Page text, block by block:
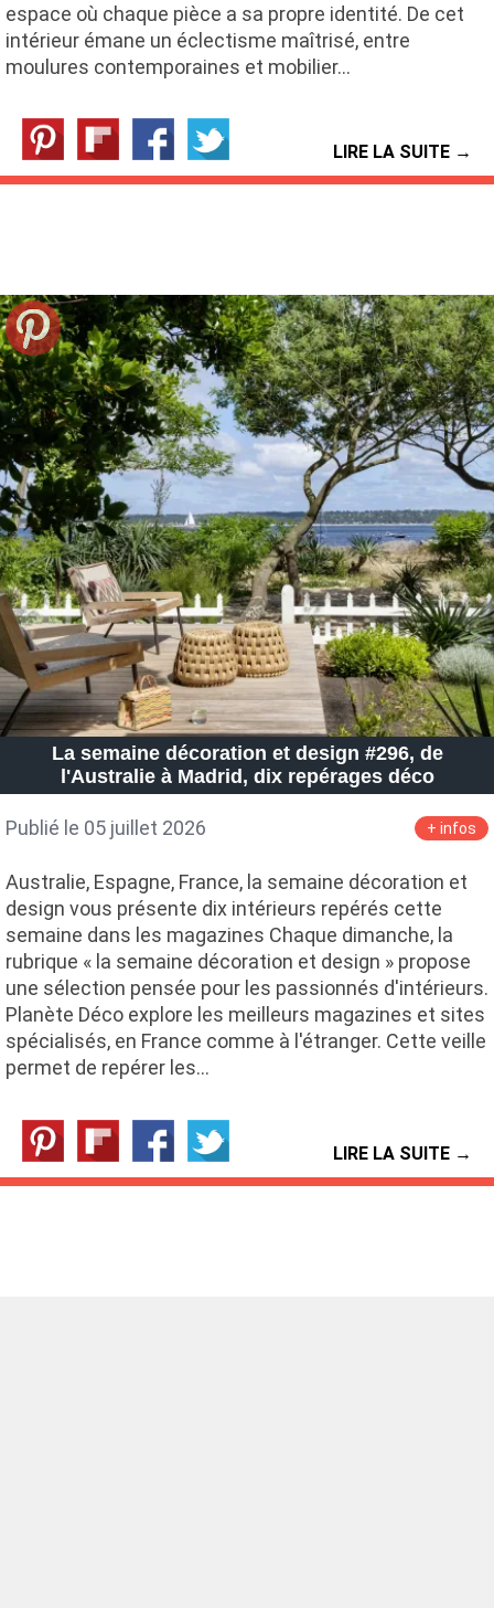
espace où chaque pièce a sa propre identité. De cet
intérieur émane un éclectisme maîtrisé, entre
moulures contemporaines et mobilier…
LIRE LA SUITE →
La semaine décoration et design #296, de
l'Australie à Madrid, dix repérages déco
Publié le 05 juillet 2026 + infos
Australie, Espagne, France, la semaine décoration et
design vous présente dix intérieurs repérés cette
semaine dans les magazines Chaque dimanche, la
rubrique « la semaine décoration et design » propose
une sélection pensée pour les passionnés d'intérieurs.
Planète Déco explore les meilleurs magazines et sites
spécialisés, en France comme à l'étranger. Cette veille
permet de repérer les…
LIRE LA SUITE →